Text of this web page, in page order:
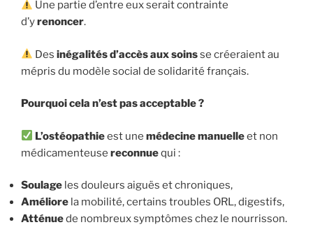
Une partie d’entre eux serait contrainte
d’yrenoncer.
Desinégalités d’accès aux soinsse créeraient au
mépris du modèle social de solidarité français.
Pourquoi cela n’est pas acceptable ?
L’ostéopathieest une médecine manuelleet non
médicamenteuse reconnuequi :
Soulage les douleurs aiguës et chroniques,
Améliore la mobilité, certains troubles ORL, digestifs,
Atténuede nombreux symptômes chez le nourrisson.